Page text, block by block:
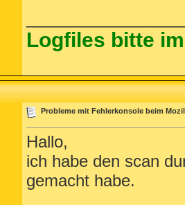
Logfiles bitte
Probleme mit Fehlerkonsole beim
Hallo,
ich habe den scan
gemacht habe.